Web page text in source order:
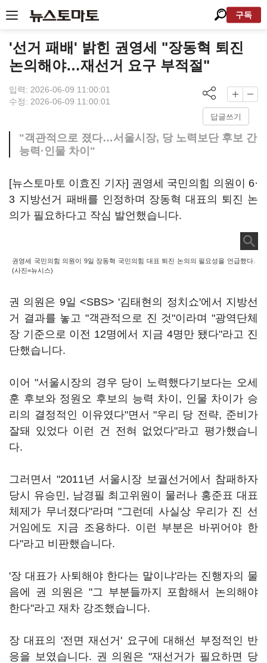
구독
'선거 패배' 밝힌 권영세 "장동혁 퇴진
논의해야…재선거 요구 부적절"
입력: 2026-06-09 11:00:01
수정: 2026-06-09 11:00:01
답글쓰기
"객관적으로 졌다…서울시장, 당 노력보단 후보 간
능력·인물 차이"
[뉴스토마토 이효진 기자] 권영세 국민의힘 의원이 6·
3 지방선거 패배를 인정하며 장동혁 대표의 퇴진 논
의가 필요하다고 작심 발언했습니다.
권영세 국민의힘 의원이 9일 장동혁 국민의힘 대표 퇴진 논의의 필요성을 언급했다.
(사진=뉴시스)
권 의원은 9일 <SBS> '김태현의 정치쇼'에서 지방선
거 결과를 놓고 "객관적으로 진 것"이라며 "광역단체
장 기준으로 이전 12명에서 지금 4명만 됐다"라고 진
단했습니다.
이어 "서울시장의 경우 당이 노력했다기보다는 오세
훈 후보와 정원오 후보의 능력 차이, 인물 차이가 승
리의 결정적인 이유였다"면서 "우리 당 전략, 준비가
잘돼 있었다 이런 건 전혀 없었다"라고 평가했습니
다.
그러면서 "2011년 서울시장 보궐선거에서 참패하자
당시 유승민, 남경필 최고위원이 물러나 홍준표 대표
체제가 무너졌다"라며 "그런데 사실상 우리가 진 선
거임에도 지금 조용하다. 이런 부분은 바뀌어야 한
다"라고 비판했습니다.
'장 대표가 사퇴해야 한다는 말이냐'라는 진행자의 물
음에 권 의원은 "그 부분들까지 포함해서 논의해야
한다"라고 재차 강조했습니다.
장 대표의 '전면 재선거' 요구에 대해선 부정적인 반
응을 보였습니다. 권 의원은 "재선거가 필요하면 당